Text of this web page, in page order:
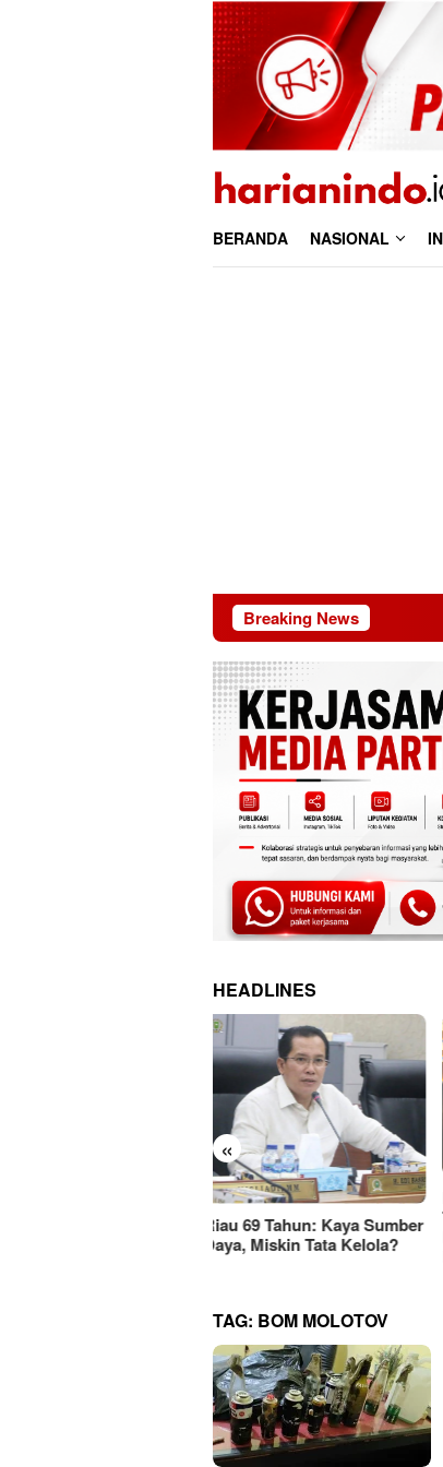
BERANDA NASIONAL
Breaking News Riau
HEADLINES
«
MBG Dinilai Jadi Penggerak
Transformasi Sistem Pangan
Nasional Menuju Indonesia
Emas 2045
TAG: BOM MOLOTOV